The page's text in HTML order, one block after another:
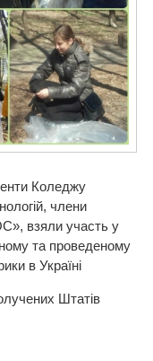
Коледжу
члени
взяли участь у
та проведеному
в Україні
Штатів